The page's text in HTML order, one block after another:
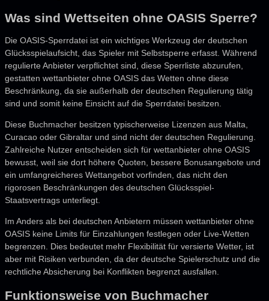
Was sind Wettseiten ohne OASIS Sperre?
Die OASIS-Sperrdatei ist ein wichtiges Werkzeug der deutschen
Glücksspielaufsicht, das Spieler mit Selbstsperre erfasst. Während
regulierte Anbieter verpflichtet sind, diese Sperrliste abzurufen,
gestatten wettanbieter ohne OASIS das Wetten ohne diese
Beschränkung, da sie außerhalb der deutschen Regulierung tätig
sind und somit keine Einsicht auf die Sperrdatei besitzen.
Diese Buchmacher besitzen typischerweise Lizenzen aus Malta,
Curacao oder Gibraltar und sind nicht der deutschen Regulierung.
Zahlreiche Nutzer entscheiden sich für wettanbieter ohne OASIS
bewusst, weil sie dort höhere Quoten, bessere Bonusangebote und
ein umfangreicheres Wettangebot vorfinden, das nicht den
rigorosen Beschränkungen des deutschen Glücksspiel-
Staatsvertrags unterliegt.
Im Anders als bei deutschen Anbietern müssen wettanbieter ohne
OASIS keine Limits für Einzahlungen festlegen oder Live-Wetten
begrenzen. Dies bedeutet mehr Flexibilität für versierte Wetter, ist
aber mit Risiken verbunden, da der deutsche Spielerschutz und die
rechtliche Absicherung bei Konflikten begrenzt ausfallen.
Funktionsweise von Buchmacher